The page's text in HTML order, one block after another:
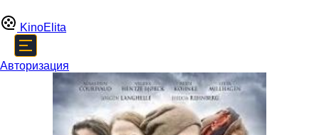
KinoElita
Авторизация